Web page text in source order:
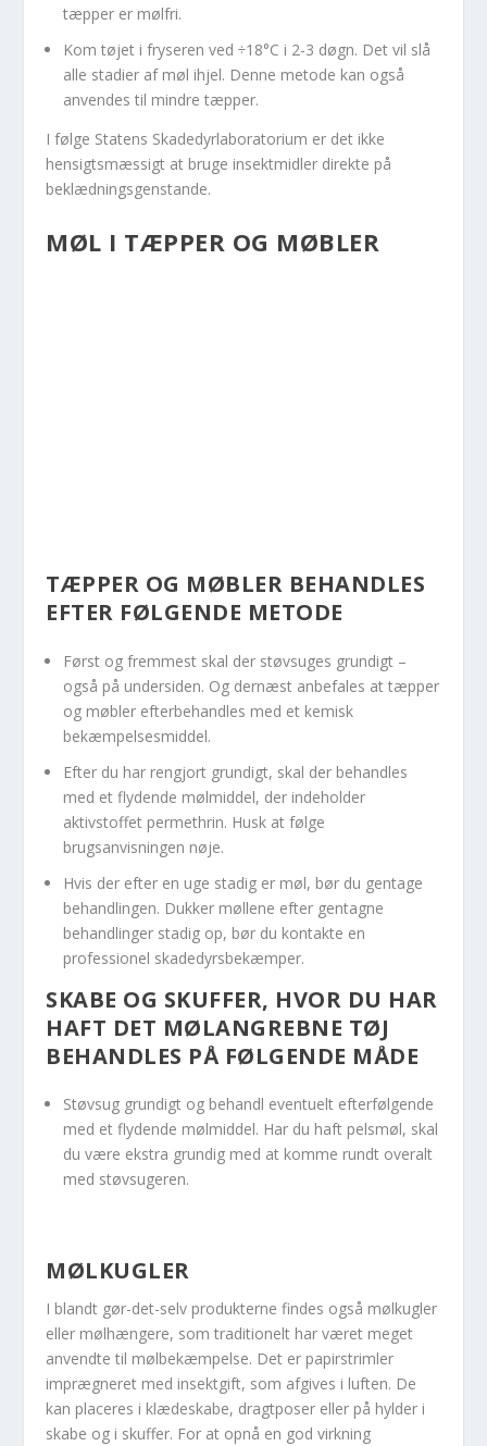
tæpper er mølfri.
Kom tøjet i fryseren ved ÷18°C i 2-3 døgn. Det vil slå
alle stadier af møl ihjel. Denne metode kan også
anvendes til mindre tæpper.
I følge Statens Skadedyrlaboratorium er det ikke
hensigtsmæssigt at bruge insektmidler direkte på
beklædningsgenstande.
MØL I TÆPPER OG MØBLER
TÆPPER OG MØBLER BEHANDLES
EFTER FØLGENDE METODE
Først og fremmest skal der støvsuges grundigt –
også på undersiden. Og dernæst anbefales at tæpper
og møbler efterbehandles med et kemisk
bekæmpelsesmiddel.
Efter du har rengjort grundigt, skal der behandles
med et flydende mølmiddel, der indeholder
aktivstoffet permethrin. Husk at følge
brugsanvisningen nøje.
Hvis der efter en uge stadig er møl, bør du gentage
behandlingen. Dukker møllene efter gentagne
behandlinger stadig op, bør du kontakte en
professionel skadedyrsbekæmper.
SKABE OG SKUFFER, HVOR DU HAR
HAFT DET MØLANGREBNE TØJ
BEHANDLES PÅ FØLGENDE MÅDE
Støvsug grundigt og behandl eventuelt efterfølgende
med et flydende mølmiddel. Har du haft pelsmøl, skal
du være ekstra grundig med at komme rundt overalt
med støvsugeren.
MØLKUGLER
I blandt gør-det-selv produkterne findes også mølkugler
eller mølhængere, som traditionelt har været meget
anvendte til mølbekæmpelse. Det er papirstrimler
imprægneret med insektgift, som afgives i luften. De
kan placeres i klædeskabe, dragtposer eller på hylder i
skabe og i skuffer. For at opnå en god virkning